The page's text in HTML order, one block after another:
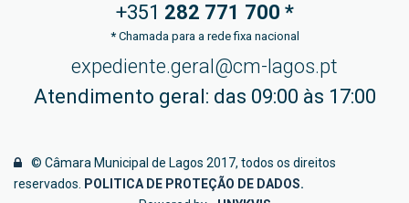
+351 282 771 700 *
*Chamada para a rede fixa nacional
expediente.geral@cm-lagos.pt
Atendimento geral: das 09:00 às 17:00
© Câmara Municipal de Lagos 2017, todos os direitos
reservados.
POLITICA DE PROTEÇÃO DE DADOS.